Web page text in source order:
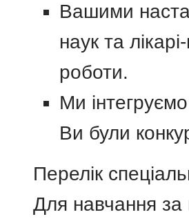
Вашими
наук та
роботи.
Ми
Ви були
Перелік
Для навчання